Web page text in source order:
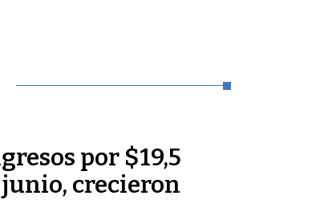
por $19,5
crecieron